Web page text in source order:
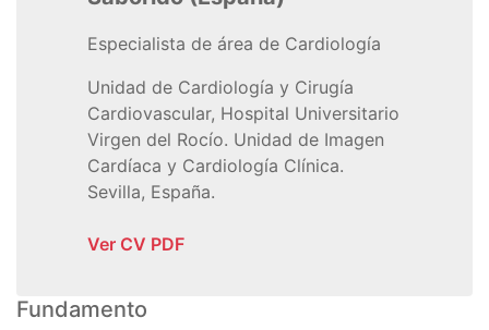
Especialista de área de Cardiología
Unidad de Cardiología y Cirugía
Cardiovascular, Hospital Universitario
Virgen del Rocío. Unidad de Imagen
Cardíaca y Cardiología Clínica.
Sevilla, España.
Ver CV PDF
Fundamento